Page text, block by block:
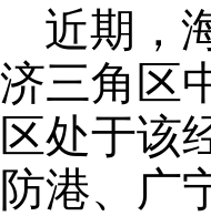
近期，
济三角区
区处于该
防港、广